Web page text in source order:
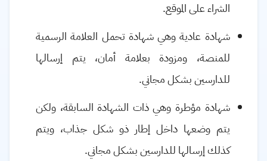
الشراء على الموقع.
شهادة عادية وهي شهادة تحمل العلامة الرسمية
للمنصة، ومزودة بعلامة أمان، يتم إرسالها
للدارسين بشكل مجاني.
شهادة مؤطرة وهي ذات الشهادة السابقة، ولكن
يتم وضعها داخل إطار ذو شكل جذاب، ويتم
كذلك إرسالها للدارسين بشكل مجاني.